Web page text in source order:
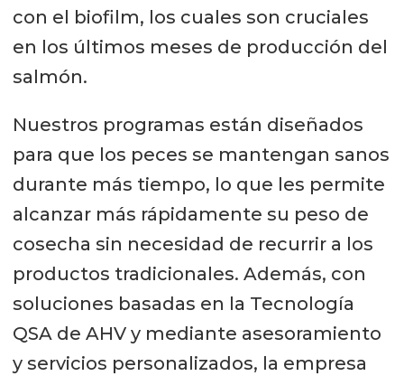
con el biofilm, los cuales son cruciales
en los últimos meses de producción del
salmón.
Nuestros programas están diseñados
para que los peces se mantengan sanos
durante más tiempo, lo que les permite
alcanzar más rápidamente su peso de
cosecha sin necesidad de recurrir a los
productos tradicionales. Además, con
soluciones basadas en la Tecnología
QSA de AHV y mediante asesoramiento
y servicios personalizados, la empresa